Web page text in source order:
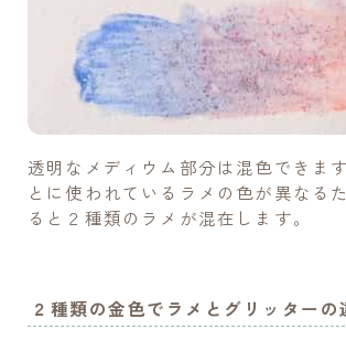
透明なメディウム部分は混色できま
とに使われているラメの色が異なる
ると２種類のラメが混在します。
２種類の金色でラメとグリッターの